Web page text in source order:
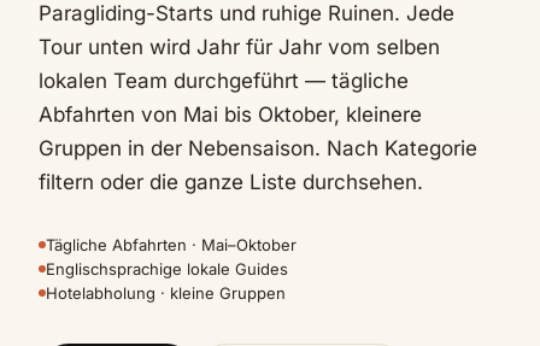
Paragliding-Starts und ruhige Ruinen. Jede
Tour unten wird Jahr für Jahr vom selben
lokalen Team durchgeführt — tägliche
Abfahrten von Mai bis Oktober, kleinere
Gruppen in der Nebensaison. Nach Kategorie
filtern oder die ganze Liste durchsehen.
Tägliche Abfahrten · Mai–Oktober
Englischsprachige lokale Guides
Hotelabholung · kleine Gruppen